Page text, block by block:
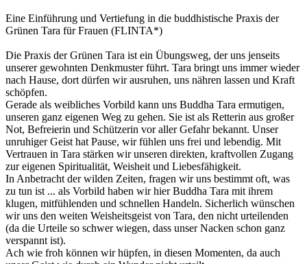
Eine Einführung und Vertiefung in die buddhistische Praxis der
Grünen Tara für Frauen (FLINTA*)
Die Praxis der Grünen Tara ist ein Übungsweg, der uns jenseits
unserer gewohnten Denkmuster führt. Tara bringt uns immer wieder
nach Hause, dort dürfen wir ausruhen, uns nähren lassen und Kraft
schöpfen.
Gerade als weibliches Vorbild kann uns Buddha Tara ermutigen,
unseren ganz eigenen Weg zu gehen. Sie ist als Retterin aus großer
Not, Befreierin und Schützerin vor aller Gefahr bekannt. Unser
unruhiger Geist hat Pause, wir fühlen uns frei und lebendig. Mit
Vertrauen in Tara stärken wir unseren direkten, kraftvollen Zugang
zur eigenen Spiritualität, Weisheit und Liebesfähigkeit.
In Anbetracht der wilden Zeiten, fragen wir uns bestimmt oft, was
zu tun ist ... als Vorbild haben wir hier Buddha Tara mit ihrem
klugen, mitfühlenden und schnellen Handeln. Sicherlich wünschen
wir uns den weiten Weisheitsgeist von Tara, den nicht urteilenden
(da die Urteile so schwer wiegen, dass unser Nacken schon ganz
verspannt ist).
Ach wie froh können wir hüpfen, in diesen Momenten, da auch